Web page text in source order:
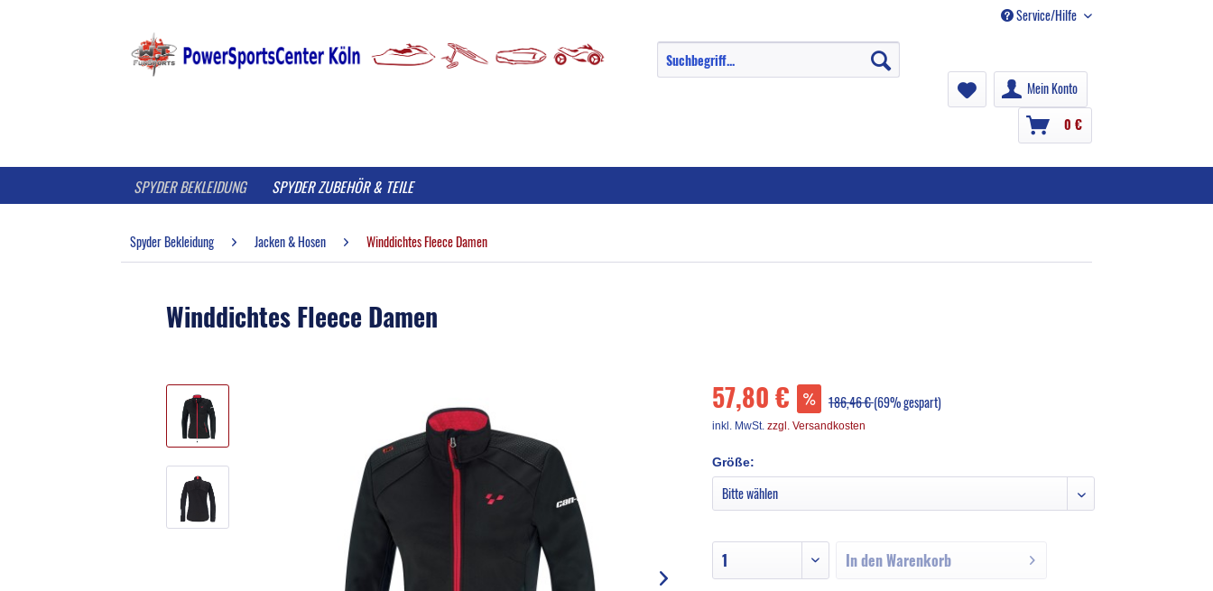
Service/Hilfe
Mein Konto
0 €
SPYDER BEKLEIDUNG SPYDER ZUBEHÖR & TEILE
Spyder Bekleidung Jacken & Hosen Winddichtes Fleece Damen
Winddichtes Fleece Damen
57,80 € 186,46 €(69% gespart)
inkl. MwSt. zzgl. Versandkosten
Größe:
In denWarenkorb